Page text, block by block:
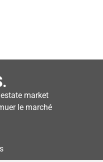
market
le marché